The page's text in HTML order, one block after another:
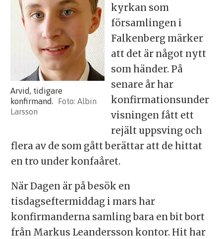
Arvid, tidigare
konfirmand.
Albin
Larsson
kyrkan som
församlingen i
Falkenberg märker
att det är något nytt
som händer. På
senare år har
konfirmationsunder
visningen fått ett
rejält uppsving och
flera av de som gått berättar att de hittat
en tro under konfaåret.
När Dagen är på besök en
tisdagseftermiddag i mars har
konfirmanderna samling bara en bit bort
från Markus Leandersson kontor. Hit har